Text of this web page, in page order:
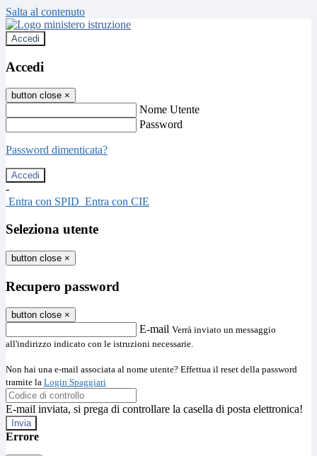
Salta al contenuto
Accedi
Accedi
button close ×
Nome Utente
Password
Password dimenticata?
-
Entra con SPID Entra con CIE
Seleziona utente
button close ×
Recupero password
button close ×
E-mail Verrà inviato un messaggio
all'indirizzo indicato con le istruzioni necessarie.
Non hai una e-mail associata al nome utente? Effettua il reset della password
tramite la Login Spaggiari
E-mail inviata, si prega di controllare la casella di posta elettronica!
Errore